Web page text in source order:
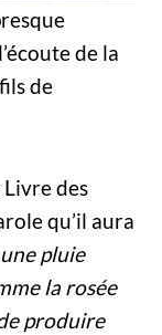
de la
de
des
qu’il aura
pluie
la rosée
produire